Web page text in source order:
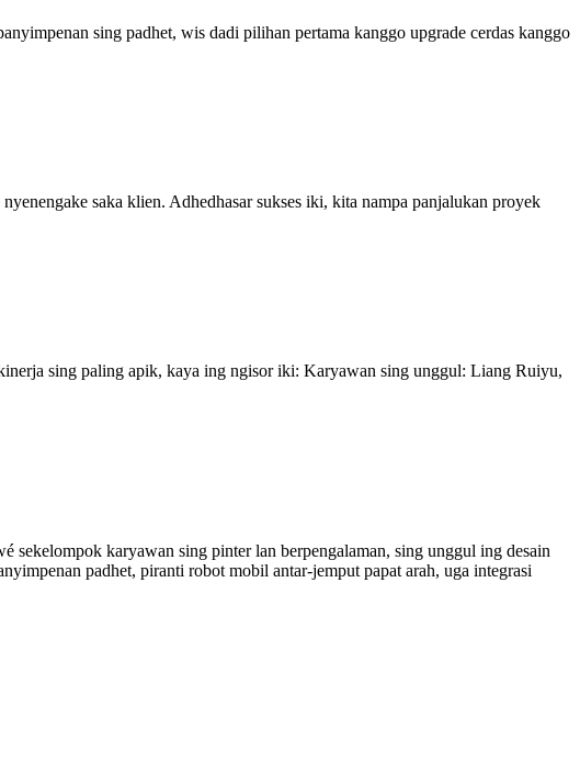
sing padhet, wis dadi pilihan pertama kanggo upgrade cerdas kanggo
saka klien. Adhedhasar sukses iki, kita nampa panjalukan proyek
sing paling apik, kaya ing ngisor iki: Karyawan sing unggul: Liang Ruiyu,
sekelompok karyawan sing pinter lan berpengalaman, sing unggul ing desain
padhet, piranti robot mobil antar-jemput papat arah, uga integrasi